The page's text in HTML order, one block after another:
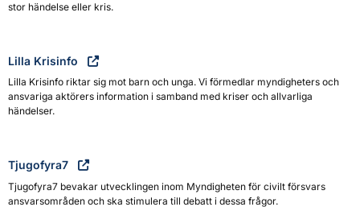
stor händelse eller kris.
Lilla Krisinfo
Lilla Krisinfo riktar sig mot barn och unga. Vi förmedlar myndigheters och
ansvariga aktörers information i samband med kriser och allvarliga
händelser.
Tjugofyra7
Tjugofyra7 bevakar utvecklingen inom Myndigheten för civilt försvars
ansvarsområden och ska stimulera till debatt i dessa frågor.